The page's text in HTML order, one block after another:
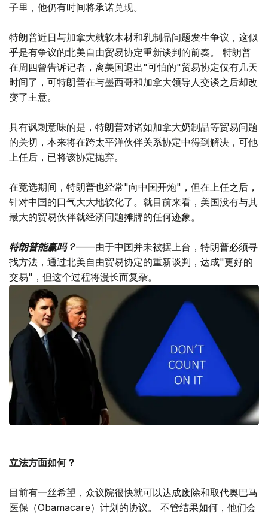
子里，他仍有时间将承诺兑现。
特朗普近日与加拿大就软木材和乳制品问题发生争议，这似
乎是有争议的北美自由贸易协定重新谈判的前奏。 特朗普
在周四曾告诉记者，离美国退出"可怕的"贸易协定仅有几天
时间了，可特朗普在与墨西哥和加拿大领导人交谈之后却改
变了主意。
具有讽刺意味的是，特朗普对诸如加拿大奶制品等贸易问题
的关切，本来将在跨太平洋伙伴关系协定中得到解决，可他
上任后，已将该协定抛弃。
在竞选期间，特朗普也经常"向中国开炮"，但在上任之后，
针对中国的口气大大地软化了。就目前来看，美国没有与其
最大的贸易伙伴就经济问题摊牌的任何迹象。
特朗普能赢吗？——由于中国并未被摆上台，特朗普必须寻
找方法，通过北美自由贸易协定的重新谈判，达成"更好的
交易"，但这个过程将漫长而复杂。
立法方面如何？
目前有一丝希望，众议院很快就可以达成废除和取代奥巴马
医保（Obamacare）计划的协议。 不管结果如何，他们会